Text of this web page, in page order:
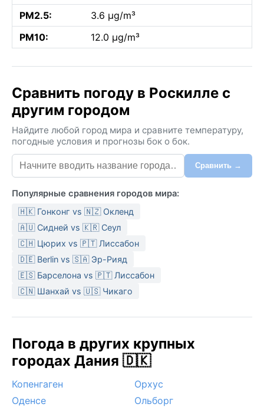
PM2.5:
3.6 µg/m³
PM10:
12.0 µg/m³
Сравнить погоду в Роскилле с
другим городом
Найдите любой город мира и сравните температуру,
погодные условия и прогнозы бок о бок.
Сравнить →
Популярные сравнения городов мира:
🇭🇰 Гонконг vs 🇳🇿 Окленд
🇦🇺 Сидней vs 🇰🇷 Сеул
🇨🇭 Цюрих vs 🇵🇹 Лиссабон
🇩🇪 Berlin vs 🇸🇦 Эр-Рияд
🇪🇸 Барселона vs 🇵🇹 Лиссабон
🇨🇳 Шанхай vs 🇺🇸 Чикаго
Погода в других крупных
городах Дания 🇩🇰
Копенгаген
Орхус
Оденсе
Ольборг